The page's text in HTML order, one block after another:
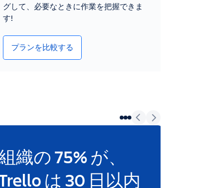
グして、必要なときに作業を把握できま
す!
プランを比較する
織の 75% が、
は 30 日以内